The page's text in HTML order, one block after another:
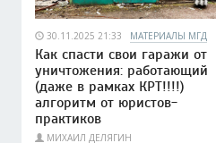
30.11.2025 21:33 МАТЕРИАЛЫ МГД
Как спасти свои гаражи от
уничтожения: работающий
(даже в рамках КРТ!!!!)
алгоритм от юристов-
практиков
МИХАИЛ ДЕЛЯГИН